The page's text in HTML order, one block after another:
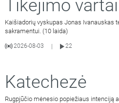
Tikėjimo vartai
Kaišiadorių vyskupas Jonas Ivanauskas
sakramentui. (10 laida)
2026-08-03
22
Katechezė
Rugpjūčio mėnesio popiežiaus intenciją